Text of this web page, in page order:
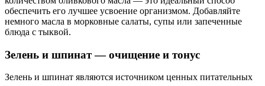
обеспечить его лучшее усвоение организмом. Добавляйте
немного масла в морковные салаты, супы или запеченные
блюда с тыквой.
Зелень и шпинат — очищение и тонус
Зелень и шпинат являются источником ценных питательных